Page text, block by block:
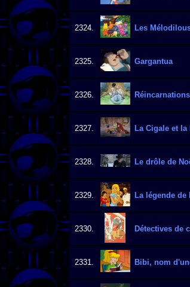
2324. Les
2325. Gargantua
2326.
2327. La Cigale et
2328. Le drôle de
2329. La légende de
2330. Détectives de
2331. Bibi, nom